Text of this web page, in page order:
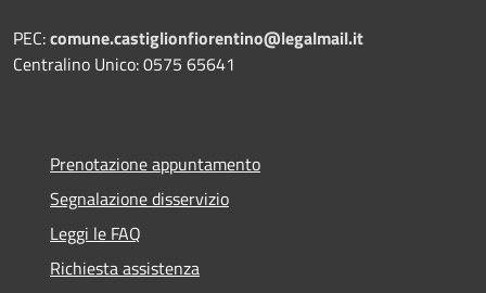
PEC:comune.castiglionfiorentino@legalmail.it
Centralino Unico: 0575 65641
Prenotazione appuntamento
Segnalazione disservizio
Leggi le FAQ
Richiesta assistenza